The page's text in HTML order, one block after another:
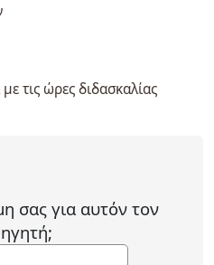
τις ώρες διδασκαλίας
σας για αυτόν τον